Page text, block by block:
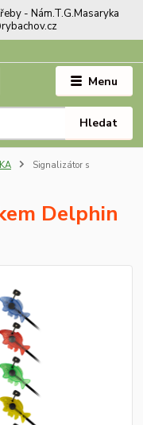
- Nám.T.G.Masaryka
Menu
Hledat
Signalizátor s
Delphin